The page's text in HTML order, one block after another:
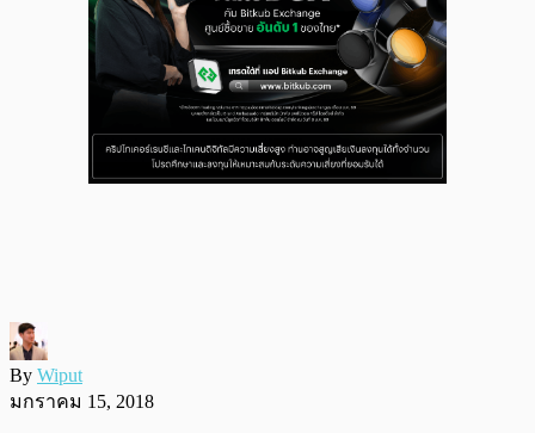
By Wiput
มกราคม 15, 2018